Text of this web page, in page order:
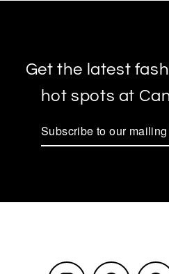
Get the latest
hot spots at